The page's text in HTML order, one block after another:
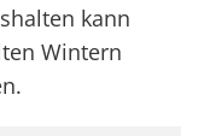
kann
Wintern